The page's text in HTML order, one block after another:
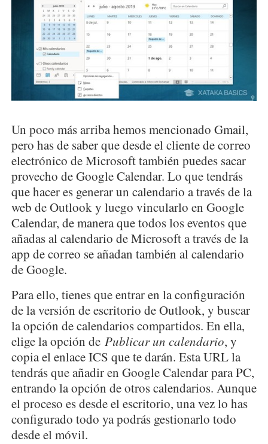
Un poco más arriba hemos mencionado Gmail,
pero has de saber que desde el cliente de correo
electrónico de Microsoft también puedes sacar
provecho de Google Calendar. Lo que tendrás
que hacer es generar un calendario a través de la
web de Outlook y luego vincularlo en Google
Calendar, de manera que todos los eventos que
añadas al calendario de Microsoft a través de la
app de correo se añadan también al calendario
de Google.
Para ello, tienes que entrar en la configuración
de la versión de escritorio de Outlook, y buscar
la opción de calendarios compartidos. En ella,
elige la opción de Publicar un calendario, y
copia el enlace ICS que te darán. Esta URL la
tendrás que añadir en Google Calendar para PC,
entrando la opción de otros calendarios. Aunque
el proceso es desde el escritorio, una vez lo has
configurado todo ya podrás gestionarlo todo
desde el móvil.